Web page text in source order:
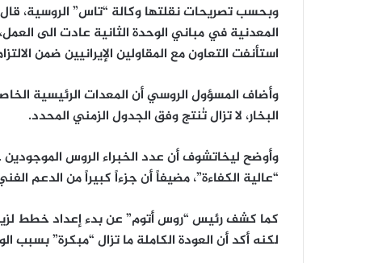
وبحسب تصريحات نقلتها وكالة “تاس” الروسية،
المعدنية في مباني الوحدة الثانية عادت الى
استأنفت التعاون مع المقاولين الإيرانيين ضمن
وأضاف المسؤول الروسي أن المعدات الرئيسية
البخار، لا تزال تُنتج وفق الجدول الزمني المحدد.
وأوضح ليخاتشوف أن عدد الخبراء الروس الموجودين
“عالية الكفاءة”، مضيفاً أن جزءاً كبيراً من الدعم
كما كشف رئيس “روس أتوم” عن بدء إعداد خطط
لكنه أكد أن العودة الكاملة ما تزال “مبكرة”